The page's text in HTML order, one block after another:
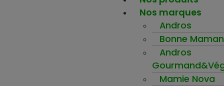
Nos marques
Andros
Bonne Maman
Andros
Mamie Nova